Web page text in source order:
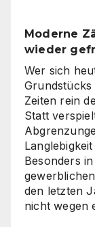
zu
Moderne
wieder
Wer sich
Grundstücks
Zeiten rein
Statt
Besonders
den letzten
nicht wegen